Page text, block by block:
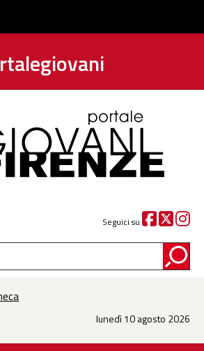
Seguici su
lunedì 10 agosto 2026